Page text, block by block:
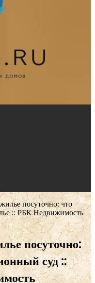
посуточно: что
:: РБК Недвижимость
посуточно:
суд ::